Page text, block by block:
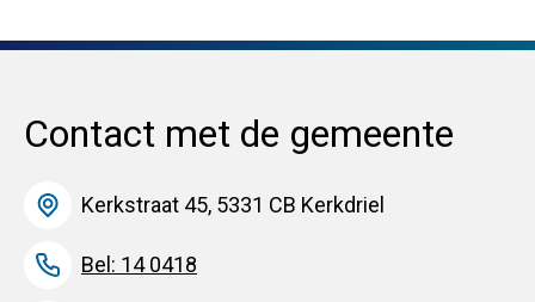
Contact met de gemeente
Kerkstraat 45, 5331 CB Kerkdriel
Bel: 14 0418